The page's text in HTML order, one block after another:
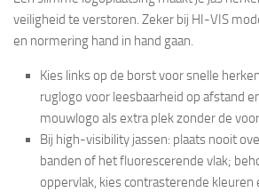
veiligheid te verstoren. Zeker bij HI-VIS
en normering hand in hand gaan.
Kies links op de borst voor snelle
ruglogo voor leesbaarheid op afstand
mouwlogo als extra plek zonder de
Bij high-visibility jassen: plaats nooit
banden of het fluorescerende vlak;
oppervlak, kies contrasterende kleuren